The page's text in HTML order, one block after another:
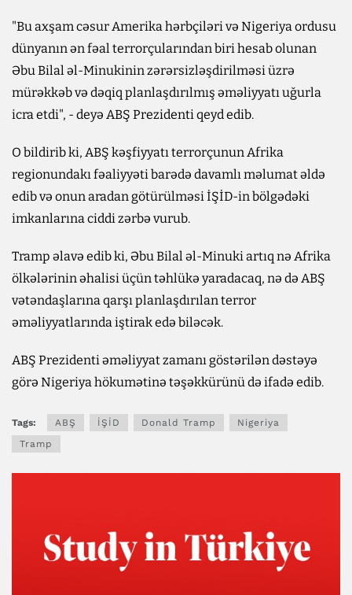
"Bu axşam cəsur Amerika hərbçiləri və Nigeriya ordusu
dünyanın ən fəal terrorçularından biri hesab olunan
Əbu Bilal əl-Minukinin zərərsizləşdirilməsi üzrə
mürəkkəb və dəqiq planlaşdırılmış əməliyyatı uğurla
icra etdi", - deyə ABŞ Prezidenti qeyd edib.
O bildirib ki, ABŞ kəşfiyyatı terrorçunun Afrika
regionundakı fəaliyyəti barədə davamlı məlumat əldə
edib və onun aradan götürülməsi İŞİD-in bölgədəki
imkanlarına ciddi zərbə vurub.
Tramp əlavə edib ki, Əbu Bilal əl-Minuki artıq nə Afrika
ölkələrinin əhalisi üçün təhlükə yaradacaq, nə də ABŞ
vətəndaşlarına qarşı planlaşdırılan terror
əməliyyatlarında iştirak edə biləcək.
ABŞ Prezidenti əməliyyat zamanı göstərilən dəstəyə
görə Nigeriya hökumətinə təşəkkürünü də ifadə edib.
Tags: ABŞ İŞİD Donald Tramp
Nigeriya
Tramp